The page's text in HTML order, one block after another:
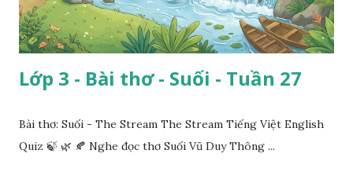
Lớp 3 - Bài thơ - Suối - Tuần 27
Bài thơ: Suối - The Stream The Stream Tiếng Việt English
Quiz 🍃 🌿 🍂 Nghe đọc thơ Suối Vũ Duy Thông ...